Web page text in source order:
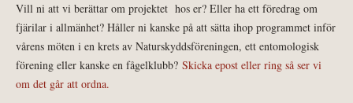
Vill ni att vi berättar om projektet hos er? Eller ha ett föredrag om
fjärilar i allmänhet? Håller ni kanske på att sätta ihop programmet inför
vårens möten i en krets av Naturskyddsföreningen, ett entomologisk
förening eller kanske en fågelklubb? Skicka epost eller ring så ser vi
om det går att ordna.